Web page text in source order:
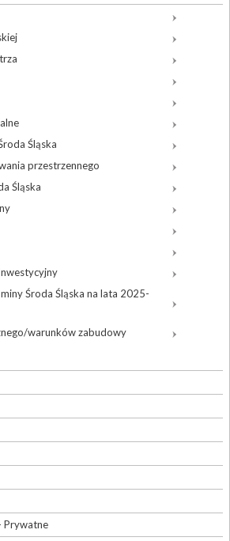
Śląska
przestrzennego
Śląska
Środa Śląska na lata 2025-
warunków zabudowy
Prywatne